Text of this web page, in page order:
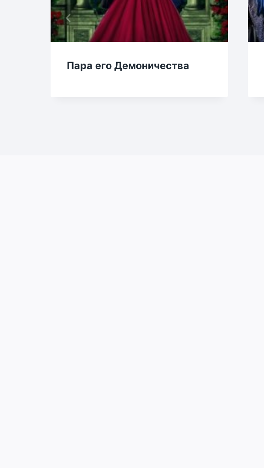
Пара его Демоничества